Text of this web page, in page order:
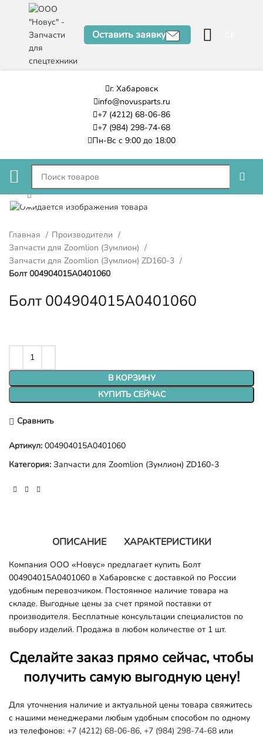
Оставить заявку
г. Хабаровск
info@novusparts.ru
+7 (4212) 68-06-86
+7 (984) 298-74-68
Пн-Вс с 9:00 до 18:00
Нажмите, чтобы увеличить
Главная
Производители
Запчасти для Zoomlion (Зумлион)
Запчасти для Zoomlion (Зумлион) ZD160-3
Болт 004904015A0401060
Болт 004904015A0401060
В КОРЗИНУ
КУПИТЬ СЕЙЧАС
Сравнить
Артикул: 004904015A0401060
Категория: Запчасти для Zoomlion (Зумлион) ZD160-3
ОПИСАНИЕ ХАРАКТЕРИСТИКИ
Компания ООО «Новус» предлагает купить Болт
004904015A0401060 в Хабаровске с доставкой по России
удобным перевозчиком. Постоянное наличие товара на
складе. Выгодные цены за счет прямой поставки от
производителя. Бесплатные консультации специалистов по
выбору изделий. Продажа в любом количестве от 1 шт.
Сделайте заказ прямо сейчас, чтобы
получить самую выгодную цену!
Для уточнения наличие и актуальной цены товара свяжитесь
с нашими менеджерами любым удобным способом по одному
из телефонов: +7 (4212) 68-06-86, +7 (984) 298-74-68 или